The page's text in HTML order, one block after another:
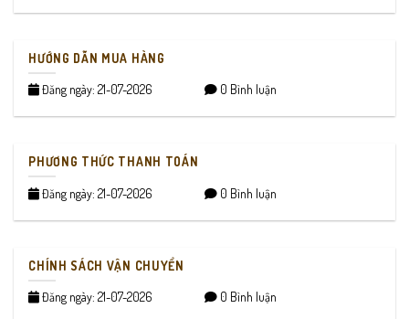
HƯỚNG DẪN MUA HÀNG
Đăng ngày: 21-07-2026 0 Bình luận
PHƯƠNG THỨC THANH TOÁN
Đăng ngày: 21-07-2026 0 Bình luận
CHÍNH SÁCH VẬN CHUYỂN
Đăng ngày: 21-07-2026 0 Bình luận